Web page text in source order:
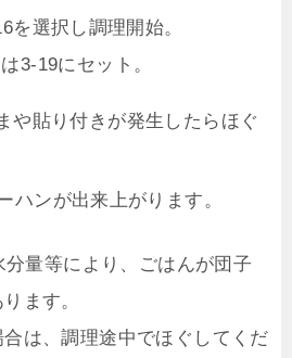
を選択し調理開始。
3-19にセット。
や貼り付きが発生したらほぐ
ハンが出来上がります。
量等により、ごはんが団子
ます。
は、調理途中でほぐしてくだ